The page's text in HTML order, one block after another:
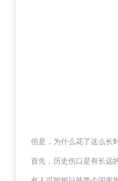
但是，为什么花了这么长
首先，历史伤口是有长远的